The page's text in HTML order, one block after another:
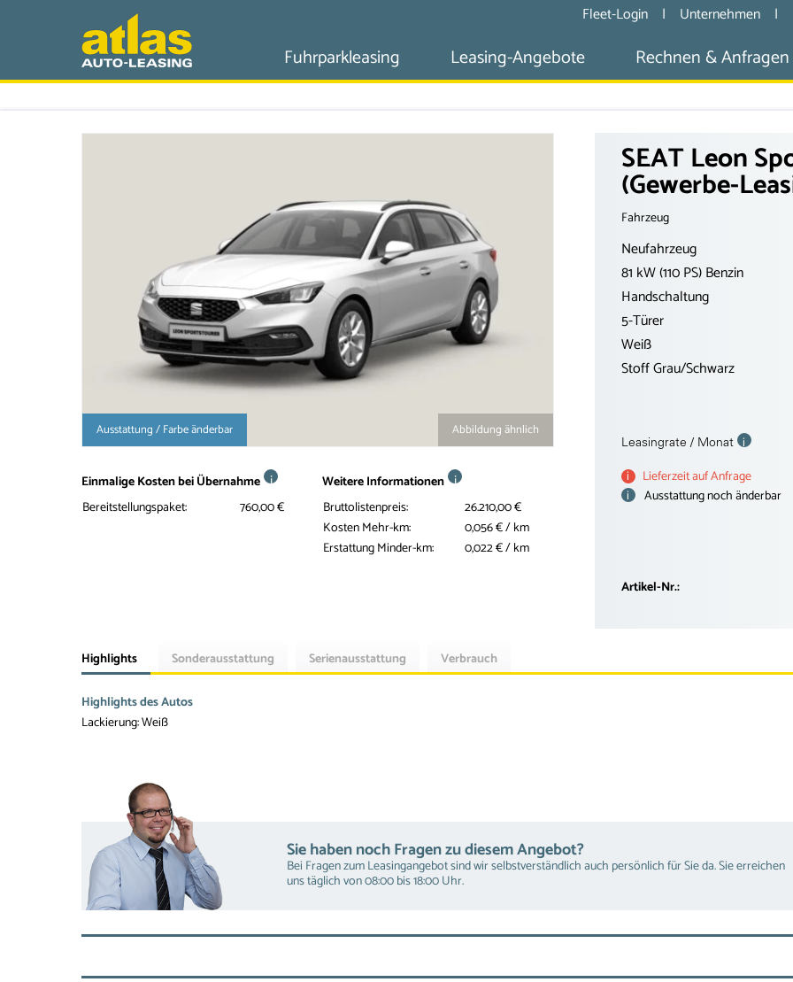
Fleet-Login | Unternehmen |
Fuhrparkleasing Leasing-Angebote Rechnen & Anfragen
Abbildung ähnlich
Ausstattung / Farbe änderbar
Einmalige Kosten bei Übernahme i
Bereitstellungspaket: 760,00 €
Weitere Informationen i
Bruttolistenpreis:
26.210,00 €
Kosten Mehr-km:
0,056 € / km
Erstattung Minder-km:
0,022 € / km
SEAT Leon
(Gewerbe-
Fahrzeug
Neufahrzeug
81 kW (110 PS) Benzin
Handschaltung
5-Türer
Weiß
Stoff Grau/Schwarz
Leasingrate / Monat i
i
Lieferzeit auf Anfrage
i
Ausstattung noch änderbar
Artikel-Nr.:
Highlights Sonderausstattung Serienausstattung Verbrauch
Highlights des Autos
Lackierung: Weiß
Sie haben noch Fragen zu diesem Angebot?
Bei Fragen zum Leasingangebot sind wir selbstverständlich auch persönlich für Sie da. Sie erreichen
uns täglich von 08:00 bis 18:00 Uhr.